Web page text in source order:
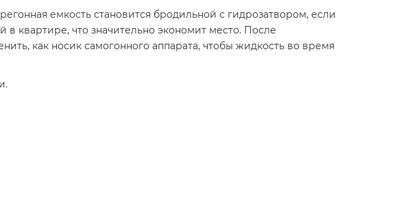
емкость становится бродильной с гидрозатвором, если
в квартире, что значительно экономит место. После
как носик самогонного аппарата, чтобы жидкость во время